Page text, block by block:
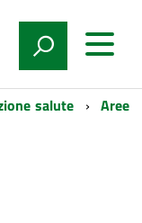
salute Aree